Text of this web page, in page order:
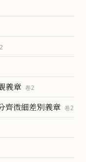
2
義章 卷2
齊微細差別義章 卷2